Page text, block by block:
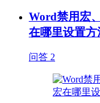
Word禁用宏
在哪里设置方
问答 2